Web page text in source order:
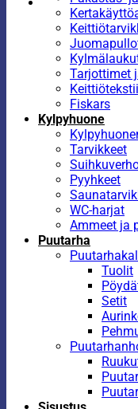
Tarjottimet
Fiskars
Kylpyhuone
Tarvikkeet
Pyyhkeet
WC-harjat
Ammeet ja
Puutarha
Tuolit
Setit